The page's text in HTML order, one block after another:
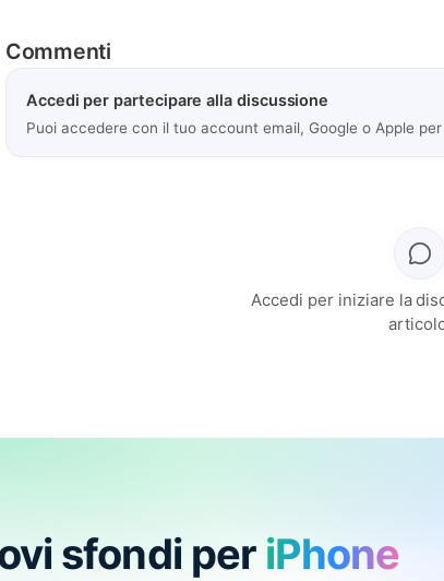
Commenti
Accedi per partecipare alla discussione
Puoi accedere con il tuo account email, Google o Apple
Accedi per iniziare la
sfondi per iPhone